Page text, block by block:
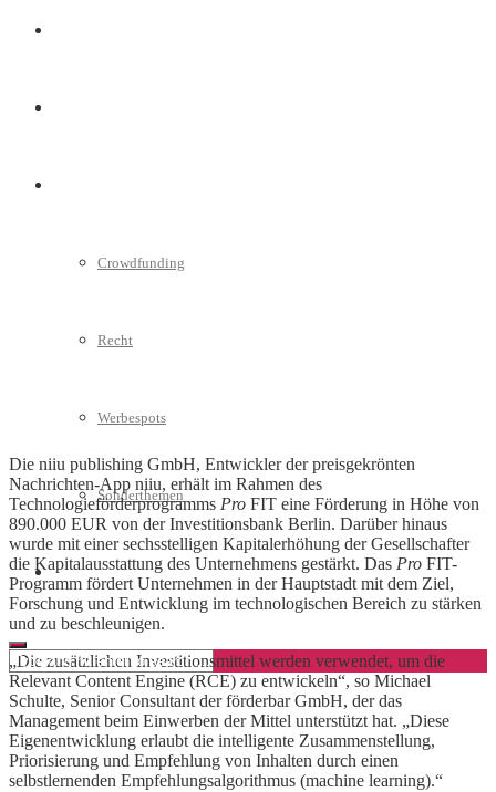
Crowdfunding
Recht
Werbespots
Sonderthemen
Geschäftskonto eröffnen
Die niiu publishing GmbH, Entwickler der preisgekrönten
Nachrichten-App niiu, erhält im Rahmen des
Technologieförderprogramms Pro FIT eine Förderung in Höhe von
890.000 EUR von der Investitionsbank Berlin. Darüber hinaus
wurde mit einer sechsstelligen Kapitalerhöhung der Gesellschafter
die Kapitalausstattung des Unternehmens gestärkt. Das Pro FIT-
Programm fördert Unternehmen in der Hauptstadt mit dem Ziel,
Forschung und Entwicklung im technologischen Bereich zu stärken
und zu beschleunigen.
„Die zusätzlichen Investitionsmittel werden verwendet, um die
Relevant Content Engine (RCE) zu entwickeln“, so Michael
Schulte, Senior Consultant der förderbar GmbH, der das
Management beim Einwerben der Mittel unterstützt hat. „Diese
Eigenentwicklung erlaubt die intelligente Zusammenstellung,
Priorisierung und Empfehlung von Inhalten durch einen
selbstlernenden Empfehlungsalgorithmus (machine learning).“